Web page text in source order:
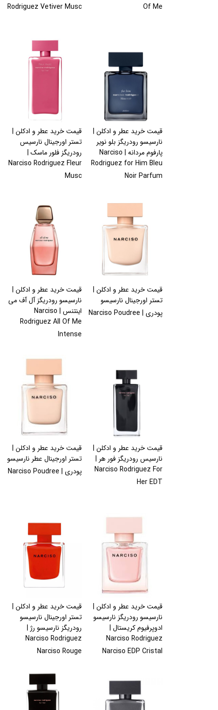
قیمت خرید عطر و ادکلن |
نارسیسو رودریگز نارسیسو
ادوپرفیوم کریستال |
Narciso Rodriguez
Narciso EDP Cristal
قیمت خرید عطر و ادکلن |
تستر اورجینال نارسیسو
رودریگز نارسیسو رژ |
Narciso Rodriguez
Narciso Rouge
قیمت خرید عطر و ادکلن |
نارسیس رودریگز فور هر |
Narciso Rodriguez For
Her EDT
قیمت خرید عطر و ادکلن |
تستر اورجینال عطر نارسیسو
پودری | Narciso Poudree
قیمت خرید عطر و ادکلن |
تستر اورجینال نارسیسو
پودری | Narciso Poudree
قیمت خرید عطر و ادکلن |
نارسیسو رودریگز آل آف می
اینتنس | Narciso
Rodriguez All Of Me
Intense
قیمت خرید عطر و ادکلن |
نارسیسو رودریگز بلو نویر
پارفوم مردانه | Narciso
Rodriguez for Him Bleu
Noir Parfum
قیمت خرید عطر و ادکلن |
تستر اورجینال نارسیس
رودریگز فلور ماسک |
Narciso Rodriguez Fleur
Musc
Of Me
Rodriguez Vetiver Musc